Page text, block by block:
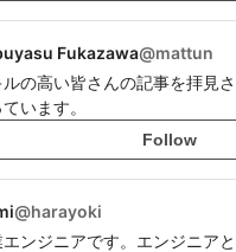
Fukazawa@mattun
ルの高い皆さんの記事を拝見
います。
Follow
@harayoki
ンジニアです。エンジニア